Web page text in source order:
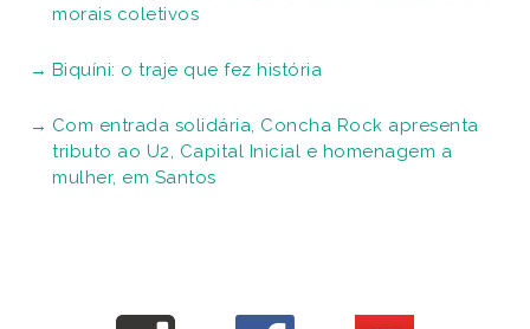
morais coletivos
Biquíni: o traje que fez história
Com entrada solidária, Concha Rock apresenta
tributo ao U2, Capital Inicial e homenagem a
mulher, em Santos